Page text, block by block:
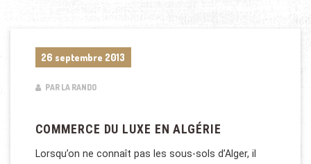
26 septembre 2013
PAR LA RANDO
COMMERCE DU LUXE EN ALGÉRIE
Lorsqu’on ne connaît pas les sous-sols d’Alger, il